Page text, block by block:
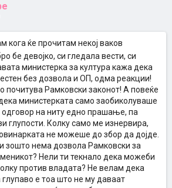
кога ќе прочитам некој ваков
бе девојко, си гледала вести, си
министерка за култура кажа дека
без дозвола и ОП, одма реакции!
почитува Рамковски законот! А повеќе
министерката само заобиколуваше
одговор на ниту едно прашање, па
глупости. Колку само ме изнервира,
не можеше до збор да дојде.
зошто нема дозвола Рамковски за
Нели ти текнало дека можеби
против владата? Не велам дека
глупаво е тоа што не му даваат